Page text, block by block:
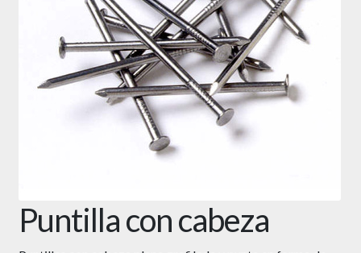
Puntilla con cabeza